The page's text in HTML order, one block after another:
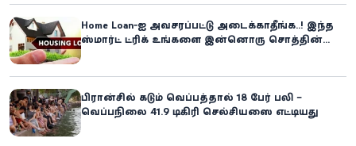
Home Loan-ஐ அவசரப்பட்டு அடைக்காதீங்க..! இந்த
ஸ்மார்ட் ட்ரிக் உங்களை இன்னொரு சொத்தின்
பிரான்சில் கடும் வெப்பத்தால் 18 பேர் பலி –
வெப்பநிலை 41.9 டிகிரி செல்சியஸை எட்டியது